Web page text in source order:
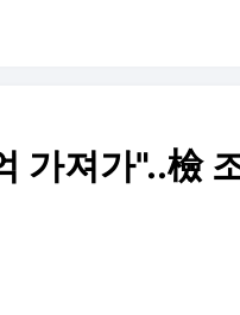
가져가"..檢